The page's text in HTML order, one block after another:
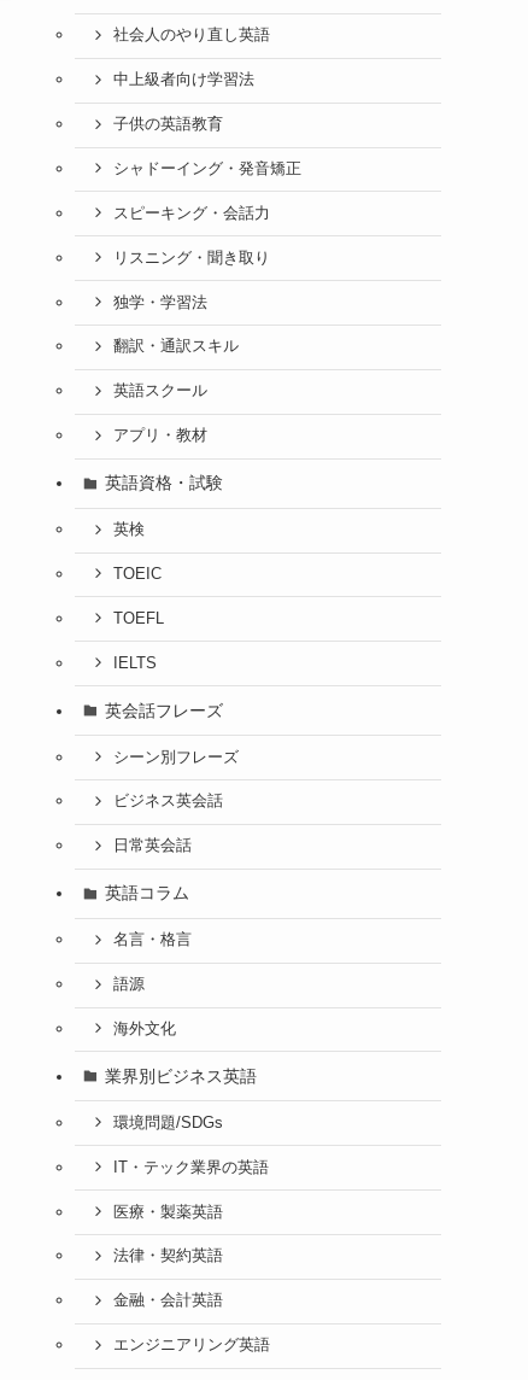
社会人のやり直し英語
中上級者向け学習法
子供の英語教育
シャドーイング・発音矯正
スピーキング・会話力
リスニング・聞き取り
独学・学習法
翻訳・通訳スキル
英語スクール
アプリ・教材
英語資格・試験
英検
TOEIC
TOEFL
IELTS
英会話フレーズ
シーン別フレーズ
ビジネス英会話
日常英会話
英語コラム
名言・格言
語源
海外文化
業界別ビジネス英語
環境問題/SDGs
IT・テック業界の英語
医療・製薬英語
法律・契約英語
金融・会計英語
エンジニアリング英語